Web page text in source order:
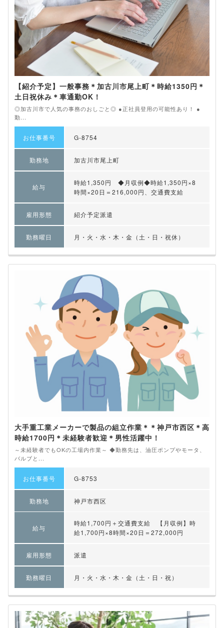
【紹介予定】一般事務＊加古川市尾上町＊時給1350円＊
土日祝休み＊車通勤OK！
◎加古川市で人気の事務のおしごと◎ ●正社員登用の可能性あり！ ●
勤...
お仕事番号 G-8754
勤務地 加古川市尾上町
給与
時給1,350円 ◆月収例◆時給1,350円×8
時間×20日＝216,000円、交通費支給
雇用形態 紹介予定派遣
勤務曜日 月・火・水・木・金（土・日・祝休）
大手重工業メーカーで製品の組立作業＊＊神戸市西区＊高
時給1700円＊未経験者歓迎＊男性活躍中！
～未経験者でもOKの工場内作業～ ◆勤務先は、油圧ポンプやモータ、
バルブと...
お仕事番号 G-8753
勤務地 神戸市西区
給与
時給1,700円＋交通費支給 【月収例】時
給1,700円×8時間×20日＝272,000円
雇用形態 派遣
勤務曜日 月・火・水・木・金（土・日・祝）